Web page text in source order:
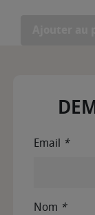
Email *
Nom *